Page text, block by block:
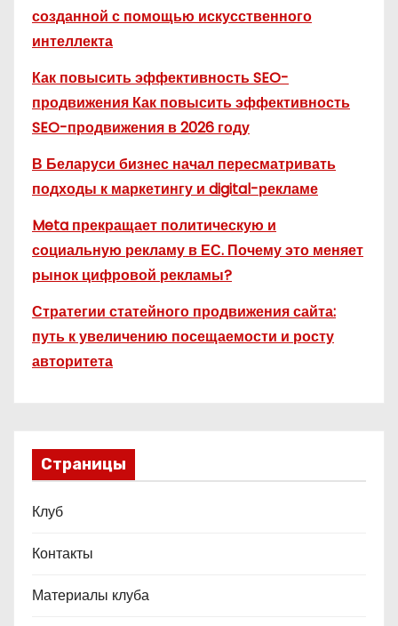
созданной с помощью искусственного
интеллекта
Как повысить эффективность SEO-
продвижения Как повысить эффективность
SEO-продвижения в 2026 году
В Беларуси бизнес начал пересматривать
подходы к маркетингу и digital-рекламе
Meta прекращает политическую и
социальную рекламу в ЕС. Почему это меняет
рынок цифровой рекламы?
Стратегии статейного продвижения сайта:
путь к увеличению посещаемости и росту
авторитета
Страницы
Клуб
Контакты
Материалы клуба